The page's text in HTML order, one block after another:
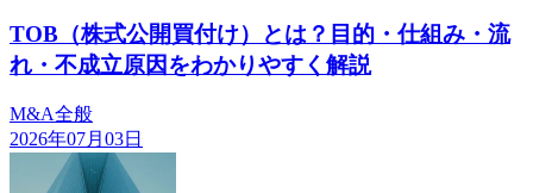
TOB（株式公開買付け）とは？目的・仕組み・流
れ・不成立原因をわかりやすく解説
M&A全般
2026年07月03日